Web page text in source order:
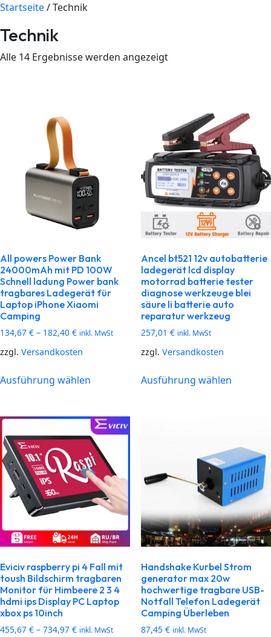
Startseite/ Technik
Technik
Alle 14 Ergebnisse werden angezeigt
All powers Power Bank
24000mAh mit PD 100W
Schnell ladung Power bank
tragbares Ladegerät für
Laptop iPhone Xiaomi
Camping
134,67 € – 182,40 € inkl. MwSt
zzgl. Versandkosten
Ausführung wählen
Ancel bt521 12v autobatterie
ladegerät lcd display
motorrad batterie tester
diagnose werkzeuge blei
säure li batterie auto
reparatur werkzeug
257,01 € inkl. MwSt
zzgl. Versandkosten
Ausführung wählen
Eviciv raspberry pi 4 Fall mit
toush Bildschirm tragbaren
Monitor für Himbeere 2 3 4
hdmi ips Display PC Laptop
xbox ps 10inch
455,67 € – 734,97 € inkl. MwSt
Handshake Kurbel Strom
generator max 20w
hochwertige tragbare USB-
Notfall Telefon Ladegerät
Camping Überleben
87,45 € inkl. MwSt